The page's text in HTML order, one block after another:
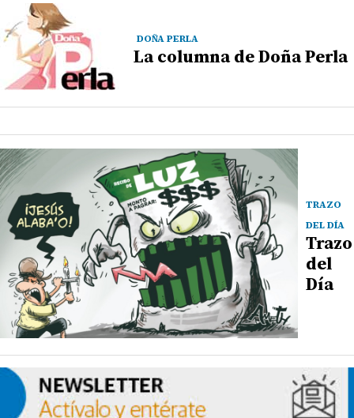
DOÑA PERLA
La columna de Doña Perla
TRAZO
DEL DÍA
Trazo
del
Día